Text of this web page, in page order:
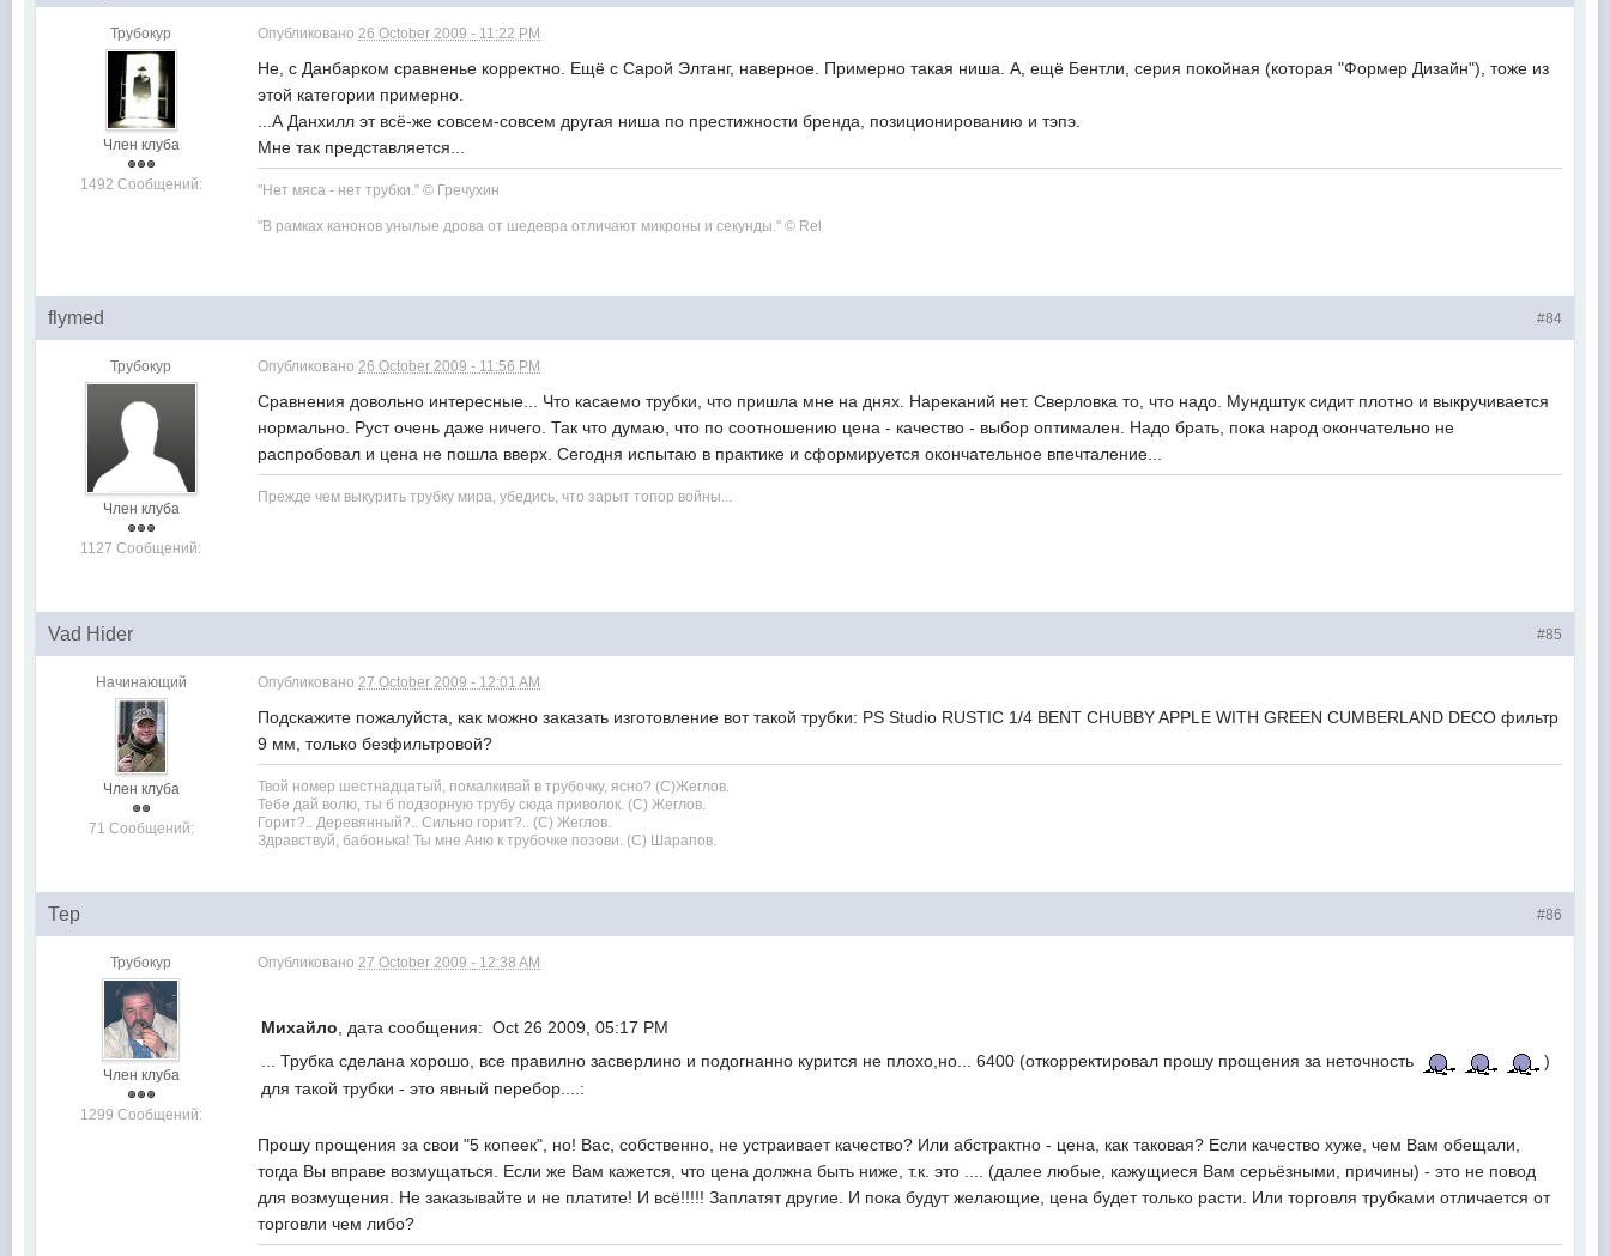
Трубокур
Член клуба
1492 Сообщений:
Опубликовано26 October 2009 - 11:22 PM
Не, с Данбарком сравненье корректно. Ещё с Сарой Элтанг, наверное. Примерно такая ниша. А, ещё Бентли, серия покойная (которая "Формер Дизайн"), тоже из
этой категории примерно.
...А Данхилл эт всё-же совсем-совсем другая ниша по престижности бренда, позиционированию и тэпэ.
Мне так представляется...
"Нет мяса - нет трубки." © Гречухин
"В рамках канонов унылые дрова от шедевра отличают микроны и секунды." © Rel
#84
flymed
Трубокур
Член клуба
1127 Сообщений:
Опубликовано26 October 2009 - 11:56 PM
Сравнения довольно интересные... Что касаемо трубки, что пришла мне на днях. Нареканий нет. Сверловка то, что надо. Мундштук сидит плотно и выкручивается
нормально. Руст очень даже ничего. Так что думаю, что по соотношению цена - качество - выбор оптимален. Надо брать, пока народ окончательно не
распробовал и цена не пошла вверх. Сегодня испытаю в практике и сформируется окончательное впечталение...
Прежде чем выкурить трубку мира, убедись, что зарыт топор войны...
#85
Vad Hider
Начинающий
Член клуба
71 Сообщений:
Опубликовано27 October 2009 - 12:01 AM
Подскажите пожалуйста, как можно заказать изготовление вот такой трубки: PS Studio RUSTIC 1/4 BENT CHUBBY APPLE WITH GREEN CUMBERLAND DECO фильтр
9 мм, только безфильтровой?
Твой номер шестнадцатый, помалкивай в трубочку, ясно? (С)Жеглов.
Тебе дай волю, ты б подзорную трубу сюда приволок. (С) Жеглов.
Горит?.. Деревянный?.. Сильно горит?.. (С) Жеглов.
Здравствуй, бабонька! Ты мне Аню к трубочке позови. (С) Шарапов.
#86
Тер
Трубокур
Член клуба
1299 Сообщений:
Опубликовано27 October 2009 - 12:38 AM
Михайло , дата сообщения: Oct 26 2009, 05:17 PM
... Трубка сделана хорошо, все правилно засверлино и подогнанно курится не плохо,но... 6400 (откорректировал прошу прощения за неточность
)
для такой трубки - это явный перебор....:
Прошу прощения за свои "5 копеек", но! Вас, собственно, не устраивает качество? Или абстрактно - цена, как таковая? Если качество хуже, чем Вам обещали,
тогда Вы вправе возмущаться. Если же Вам кажется, что цена должна быть ниже, т.к. это .... (далее любые, кажущиеся Вам серьёзными, причины) - это не повод
для возмущения. Не заказывайте и не платите! И всё!!!!! Заплатят другие. И пока будут желающие, цена будет только расти. Или торговля трубками отличается от
торговли чем либо?